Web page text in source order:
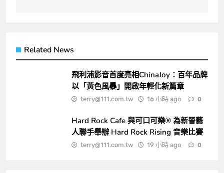
Related News
飛利浦影音首度亮相ChinaJoy：百年品牌
以「黃色風暴」開啟年輕化新篇章
terry@111.com.tw 16 小時 ago 0
Hard Rock Cafe 與可口可樂® 為新晉藝
人聯手舉辦 Hard Rock Rising 音樂比賽
terry@111.com.tw 19 小時 ago 0